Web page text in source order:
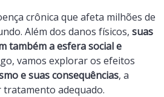
crônica que afeta milhões de
Além dos danos físicos, suas
também a esfera social e
vamos explorar os efeitos
e suas consequências, a
adequado.